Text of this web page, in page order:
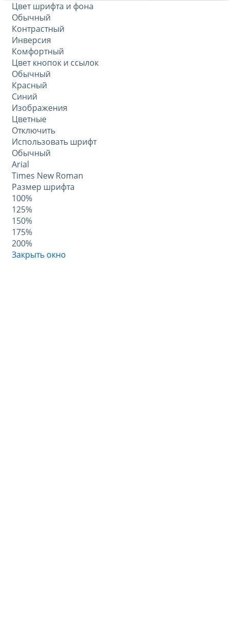
Цвет шрифта и фона
Обычный
Контрастный
Инверсия
Комфортный
Цвет кнопок и ссылок
Обычный
Красный
Синий
Изображения
Цветные
Отключить
Использовать шрифт
Обычный
Arial
Times New Roman
Размер шрифта
100%
125%
150%
175%
200%
Закрыть окно